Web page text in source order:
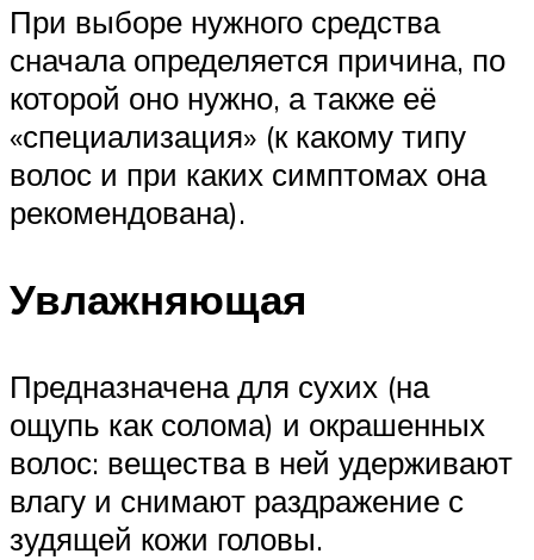
При выборе нужного средства
сначала определяется причина, по
которой оно нужно, а также её
«специализация» (к какому типу
волос и при каких симптомах она
рекомендована).
Увлажняющая
Предназначена для сухих (на
ощупь как солома) и окрашенных
волос: вещества в ней удерживают
влагу и снимают раздражение с
зудящей кожи головы.